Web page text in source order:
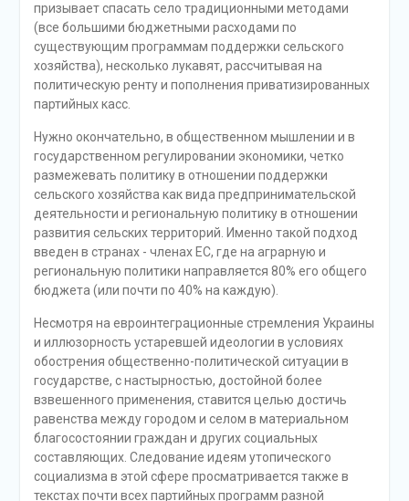
призывает спасать село традиционными методами
(все большими бюджетными расходами по
существующим программам поддержки сельского
хозяйства), несколько лукавят, рассчитывая на
политическую ренту и пополнения приватизированных
партийных касс.
Нужно окончательно, в общественном мышлении и в
государственном регулировании экономики, четко
размежевать политику в отношении поддержки
сельского хозяйства как вида предпринимательской
деятельности и региональную политику в отношении
развития сельских территорий. Именно такой подход
введен в странах - членах ЕС, где на аграрную и
региональную политики направляется 80% его общего
бюджета (или почти по 40% на каждую).
Несмотря на евроинтеграционные стремления Украины
и иллюзорность устаревшей идеологии в условиях
обострения общественно-политической ситуации в
государстве, с настырностью, достойной более
взвешенного применения, ставится целью достичь
равенства между городом и селом в материальном
благосостоянии граждан и других социальных
составляющих. Следование идеям утопического
социализма в этой сфере просматривается также в
текстах почти всех партийных программ разной